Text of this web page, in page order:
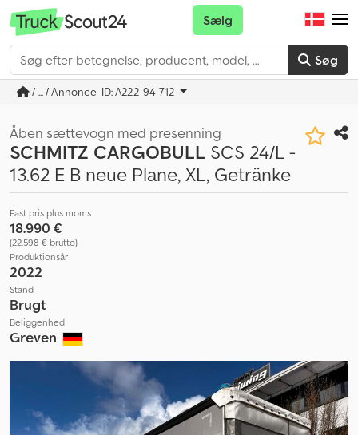
Søg
Sælg
/ ... / Annonce-ID: A222-94-712
Åben sættevogn med presenning
SCHMITZ CARGOBULL SCS 24/L -
13.62 E B neue Plane, XL, Getränke
Fast pris plus moms
18.990 €
(22.598 € brutto)
Produktionsår
2022
Stand
Brugt
Beliggenhed
Greven